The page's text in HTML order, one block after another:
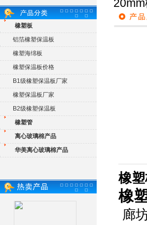
橡塑板
铝箔橡塑保温板
橡塑海绵板
橡塑保温板价格
B1级橡塑保温板厂家
橡塑保温板厂家
B2级橡塑保温板
橡塑管
离心玻璃棉产品
华美离心玻璃棉产品
橡
橡
廊